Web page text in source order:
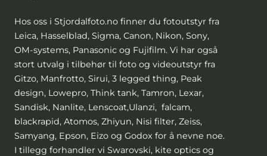
Hos oss i Stjordalfoto.no finner du fotoutstyr fra
Leica, Hasselblad, Sigma, Canon, Nikon, Sony,
OM-systems, Panasonic og Fujifilm. Vi har også
stort utvalg i tilbehør til foto og videoutstyr fra
Gitzo, Manfrotto, Sirui, 3 legged thing, Peak
design, Lowepro, Think tank, Tamron, Lexar,
Sandisk, Nanlite, Lenscoat,Ulanzi, falcam,
blackrapid, Atomos, Zhiyun, Nisi filter, Zeiss,
Samyang, Epson, Eizo og Godox for å nevne noe.
I tillegg forhandler vi Swarovski, kite optics og